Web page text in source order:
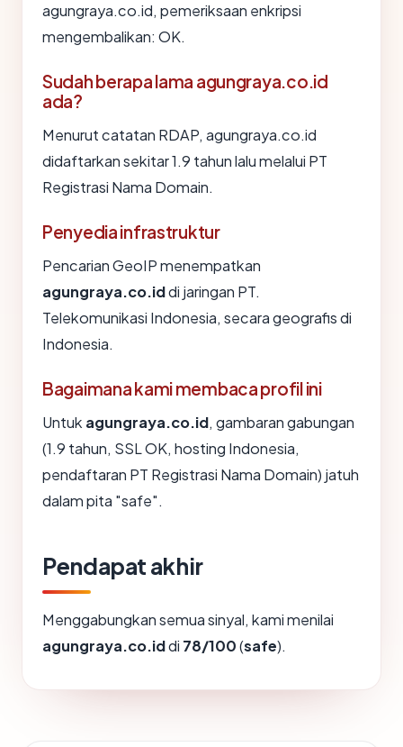
agungraya.co.id, pemeriksaan enkripsi
mengembalikan: OK.
Sudah berapa lama agungraya.co.id
ada?
Menurut catatan RDAP, agungraya.co.id
didaftarkan sekitar 1.9 tahun lalu melalui PT
Registrasi Nama Domain.
Penyedia infrastruktur
Pencarian GeoIP menempatkan
agungraya.co.iddi jaringan PT.
Telekomunikasi Indonesia, secara geografis di
Indonesia.
Bagaimana kami membaca profil ini
Untuk agungraya.co.id, gambaran gabungan
(1.9 tahun, SSL OK, hosting Indonesia,
pendaftaran PT Registrasi Nama Domain) jatuh
dalam pita "safe".
Pendapat akhir
Menggabungkan semua sinyal, kami menilai
agungraya.co.iddi 78/100(safe).